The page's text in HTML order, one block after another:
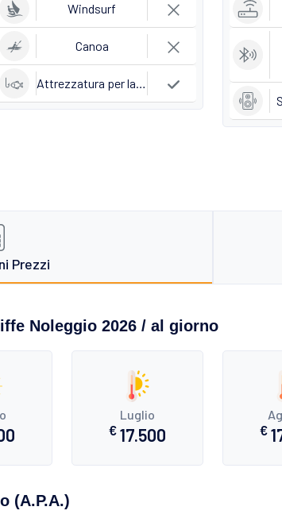
Windsurf
Canoa
Attrezzatura per la Pesca
Prezzi
Noleggio 2026 / al giorno
Luglio
€ 17.500 €
(A.P.A.)